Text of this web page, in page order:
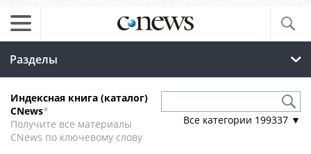
Разделы
Индексная книга (каталог)
CNews*
Получите все материалы
CNews по ключевому слову
Все категории 199337 ▼